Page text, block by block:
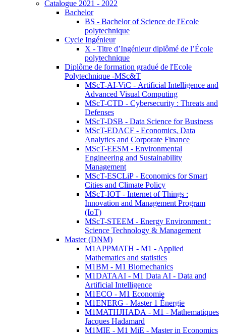
Catalogue 2021 - 2022
Bachelor
BS - Bachelor of Science de l'Ecole
polytechnique
Cycle Ingénieur
X - Titre d’Ingénieur diplômé de l’École
polytechnique
Diplôme de formation gradué de l'Ecole
Polytechnique -MSc&T
MScT-AI-ViC - Artificial Intelligence and
Advanced Visual Computing
MScT-CTD - Cybersecurity : Threats and
Defenses
MScT-DSB - Data Science for Business
MScT-EDACF - Economics, Data
Analytics and Corporate Finance
MScT-EESM - Environmental
Engineering and Sustainability
Management
MScT-ESCLiP - Economics for Smart
Cities and Climate Policy
MScT-IOT - Internet of Things :
Innovation and Management Program
(IoT)
MScT-STEEM - Energy Environment :
Science Technology & Management
Master (DNM)
M1APPMATH - M1 - Applied
Mathematics and statistics
M1BM - M1 Biomechanics
M1DATAAI - M1 Data AI - Data and
Artificial Intelligence
M1ECO - M1 Economie
M1ENERG - Master 1 Énergie
M1MATHJHADA - M1 - Mathematiques
Jacques Hadamard
M1MIE - M1 MiE - Master in Economics